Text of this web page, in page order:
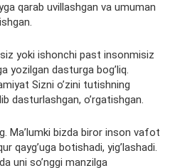
qarab uvillashgan va umuman
yoki ishonchi past insonmisiz
yozilgan dasturga bog’liq.
Sizni o’zini tutishning
dasturlashgan, o’rgatishgan.
Ma’lumki bizda biror inson vafot
qayg’uga botishadi, yig’lashadi.
uni so’nggi manzilga